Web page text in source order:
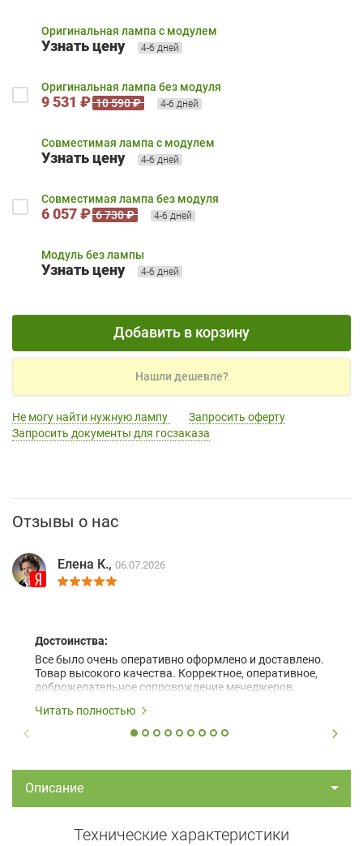
Оригинальная лампа с модулем
Узнать цену 4-6 дней
Оригинальная лампа без модуля
9 531 ₽ 10 590 ₽ 4-6 дней
Совместимая лампа с модулем
Узнать цену 4-6 дней
Совместимая лампа без модуля
6 057 ₽ 6 730 ₽ 4-6 дней
Модуль без лампы
Узнать цену 4-6 дней
Добавить в корзину
Нашли дешевле?
Не могу найти нужную лампу
Запросить оферту
Запросить документы для госзаказа
Отзывы о нас
Елена К., 06.07.2026
Достоинства:
Все было очень оперативно оформлено и доставлено.
Товар высокого качества. Корректное, оперативное,
доброжелательное сопровождение менеджеров.
Читать полностью
Описание
Технические характеристики